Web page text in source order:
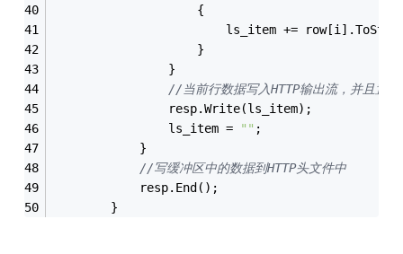
                    {
ls_item +=
                    }
                }
//当前行数据写入HTTP输出流，并且
                resp.Write(ls_item);
                ls_item =
"" ;
            }
//写缓冲区中的数据到HTTP头文件中
            resp.End();
        }